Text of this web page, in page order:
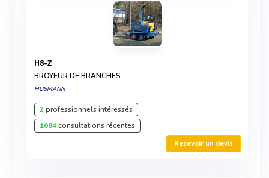
H8-Z
BROYEUR DE BRANCHES
HUSMANN
2professionnels intéressés
1084consultations récentes
Recevoir un devis